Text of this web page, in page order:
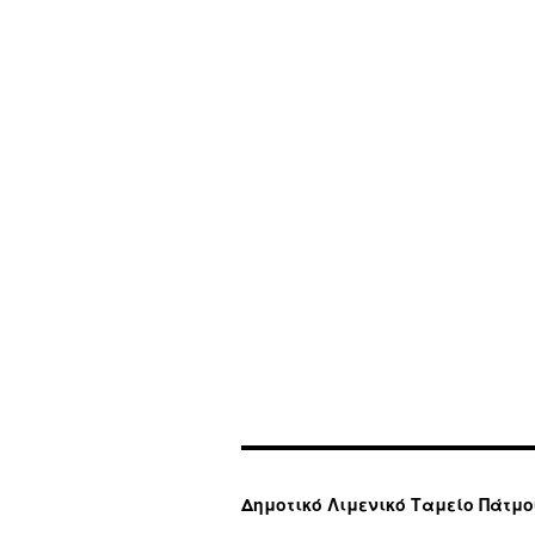
Δημοτικό Λιμενικό Ταμείο